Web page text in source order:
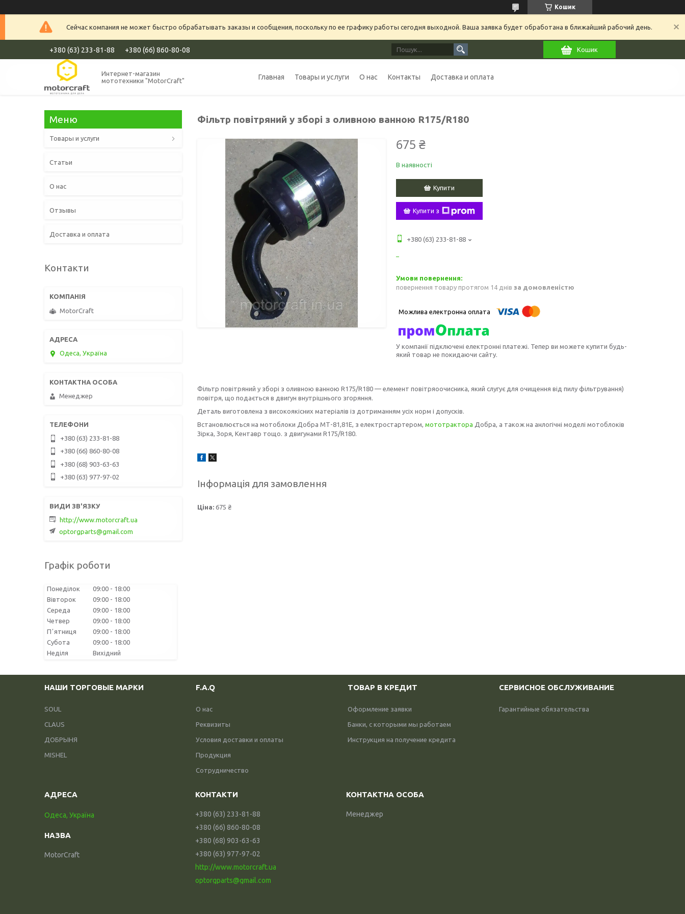
Кошик
Сейчас компания не может быстро обрабатывать заказы и сообщения, поскольку по ее графику работы сегодня выходной. Ваша заявка будет обработана в ближайший рабочий день.
+380 (63) 233-81-88 +380 (66) 860-80-08 Кошик
Интернет-магазин
мототехники "MotorCraft"
Главная Товары и услуги О нас Контакты Доставка и оплата
Фільтр повітряний у зборі з оливною ванною R175/R180
675 ₴
В наявності
Купити
Купити з
+380 (63) 233-81-88
повернення товару протягом 14 днів за домовленістю
У компанії підключені електронні платежі. Тепер ви можете купити будь-
який товар не покидаючи сайту.
Фільтр повітряний у зборі з оливною ванною R175/R180 — елемент повітряоочисника, який слугує для очищення від пилу фільтрування)
повітря, що подається в двигун внутрішнього згоряння.
Деталь виготовлена з високоякісних матеріалів із дотриманням усіх норм і допусків.
Встановлюється на мотоблоки Добра МТ-81,81E, з електростартером, мототрактора Добра, а також на анлогічні моделі мотоблоків
Зірка, Зоря, Кентавр тощо. з двигунами R175/R180.
Інформація для замовлення
Ціна: 675 ₴
Товары и услуги
Статьи
О нас
Отзывы
Доставка и оплата
Контакти
MotorCraft
Одеса, Україна
Менеджер
+380 (63) 233-81-88
+380 (66) 860-80-08
+380 (68) 903-63-63
+380 (63) 977-97-02
http://www.motorcraft.ua
optorgparts@gmail.com
Графік роботи
Понеділок 09:00
18:00
Вівторок
09:00
18:00
Середа
09:00
18:00
Четвер
09:00
18:00
Пʼятниця
09:00
18:00
Субота
09:00
18:00
Неділя
Вихідний
НАШИ ТОРГОВЫЕ МАРКИ
SOUL
CLAUS
ДОБРЫНЯ
MISHEL
F.A.Q
О нас
Реквизиты
Условия доставки и оплаты
Продукция
Сотрудничество
ТОВАР В КРЕДИТ
Оформление заявки
Банки, с которыми мы работаем
Инструкция на получение кредита
СЕРВИСНОЕ ОБСЛУЖИВАНИЕ
Гарантийные обязательства
Одеса, Україна
MotorCraft
+380 (63) 233-81-88
+380 (66) 860-80-08
+380 (68) 903-63-63
+380 (63) 977-97-02
http://www.motorcraft.ua
optorgparts@gmail.com
Менеджер